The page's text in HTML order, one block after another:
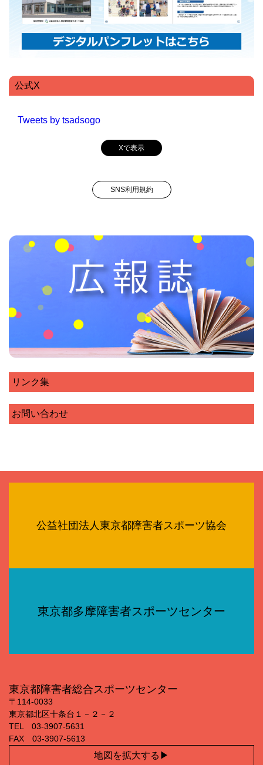
公式X
Tweets by tsadsogo
Xで表示
SNS利用規約
リンク集
お問い合わせ
公益社団法人東京都障害者スポーツ協会
東京都多摩障害者スポーツセンター
東京都障害者総合スポーツセンター
〒114‐0033
東京都北区十条台１－２－２
TEL 03‐3907‐5631
FAX 03‐3907‐5613
地図を拡大する